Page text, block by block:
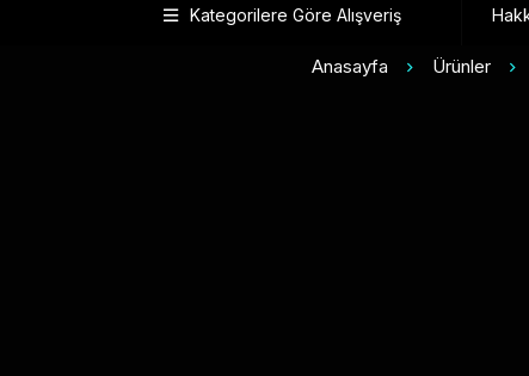
Kategorilere Göre Alışveriş
Anasayfa Ürünler